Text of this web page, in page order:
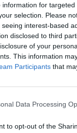
information for
selection. Please
seeing interest-based
disclosed to third
of your
This information
Participants that
Data Processing
to opt-out of the
ökade
september
samma